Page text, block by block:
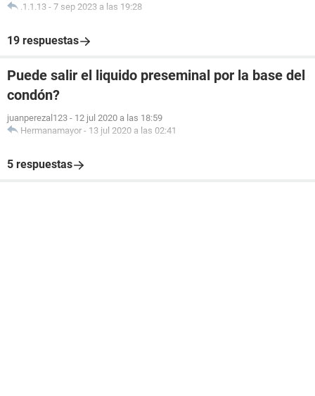
.1.1.13 - 7 sep 2023 a las 19:28
19 respuestas
Puede salir el liquido preseminal por la base del
condón?
juanperezal123 - 12 jul 2020 a las 18:59
Hermanamayor - 13 jul 2020 a las 02:41
5 respuestas